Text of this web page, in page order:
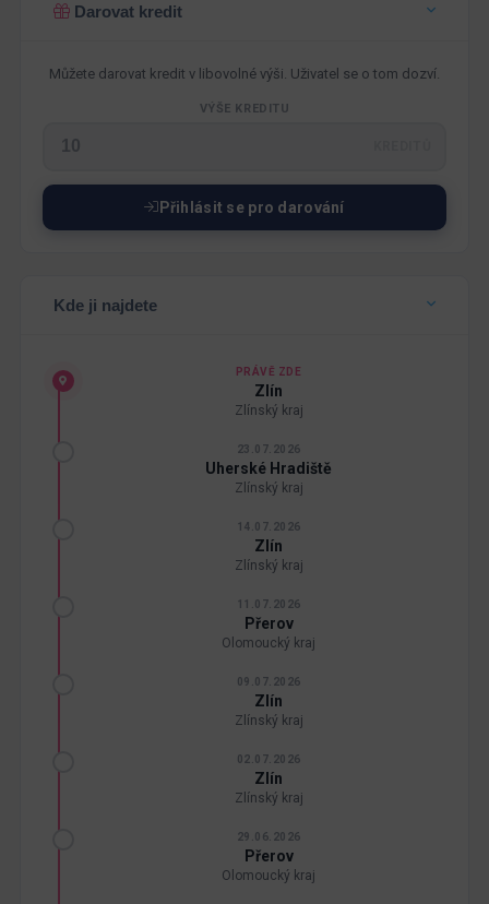
Darovat kredit
Můžete darovat kredit v libovolné výši. Uživatel se o tom dozví.
VÝŠE KREDITU
Přihlásit se pro darování
Kde ji najdete
PRÁVĚ ZDE
Zlín
Zlínský kraj
23.07.2026
Uherské Hradiště
Zlínský kraj
14.07.2026
Zlín
Zlínský kraj
11.07.2026
Přerov
Olomoucký kraj
09.07.2026
Zlín
Zlínský kraj
02.07.2026
Zlín
Zlínský kraj
29.06.2026
Přerov
Olomoucký kraj